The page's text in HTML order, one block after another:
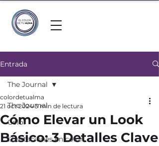
Entrada
The Journal
Color
12 estaciones en color
The Journal
Cómo Elevar un Look
Básico: 3 Detalles Clave
colordetualma
21 oct 2024 3 min de lectura